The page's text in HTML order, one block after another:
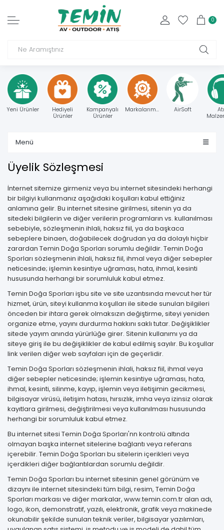
0
Yeni Ürünler
Hediyeli
Ürünler
Kampanyalı
Ürünler
AirSoft
Menü
Üyelik Sözleşmesi
İnternet sitemize girmeniz veya bu internet sitesindeki herhangi
bir bilgiyi kullanmanız aşağıdaki koşulları kabul ettiğiniz
anlamına gelir. Bu internet sitesine girilmesi, sitenin ya da
sitedeki bilgilerin ve diğer verilerin programların vs. kullanılması
sebebiyle, sözleşmenin ihlali, haksız fiil, ya da başkaca
sebeplere binaen, doğabilecek doğrudan ya da dolaylı hiçbir
zarardan Temin Doğa Sporları sorumlu değildir. Temin Doğa
Sporları sözleşmenin ihlali, haksız fiil, ihmal veya diğer sebepler
neticesinde; işlemin kesintiye uğraması, hata, ihmal, kesinti
hususunda herhangi bir sorumluluk kabul etmez.
Temin Doğa Sporları işbu site ve site uzantısında mevcut her tür
hizmet, ürün, siteyi kullanma koşulları ile sitede sunulan bilgileri
önceden bir ihtara gerek olmaksızın değiştirme, siteyi yeniden
organize etme, yayını durdurma hakkını saklı tutar. Değişiklikler
sitede yayım anında yürürlüğe girer. Sitenin kullanımı ya da
siteye giriş ile bu değişiklikler de kabul edilmiş sayılır. Bu koşullar
link verilen diğer web sayfaları için de geçerlidir.
Temin Doğa Sporları sözleşmenin ihlali, haksız fiil, ihmal veya
diğer sebepler neticesinde; işlemin kesintiye uğraması, hata,
ihmal, kesinti, silinme, kayıp, işlemin veya iletişimin gecikmesi,
bilgisayar virüsü, iletişim hatası, hırsızlık, imha veya izinsiz olarak
kayıtlara girilmesi, değiştirilmesi veya kullanılması hususunda
herhangi bir sorumluluk kabul etmez.
Bu internet sitesi Temin Doğa Sporları'nn kontrolü altında
olmayan başka internet sitelerine bağlantı veya referans
içerebilir. Temin Doğa Sporları bu sitelerin içerikleri veya
içerdikleri diğer bağlantılardan sorumlu değildir.
Temin Doğa Sporları bu internet sitesinin genel görünüm ve
dizaynı ile internet sitesindeki tüm bilgi, resim, Temin Doğa
Sporları markası ve diğer markalar, www.temin.com.tr alan adı,
logo, ikon, demonstratif, yazılı, elektronik, grafik veya makinede
okunabilir şekilde sunulan teknik veriler, bilgisayar yazılımları,